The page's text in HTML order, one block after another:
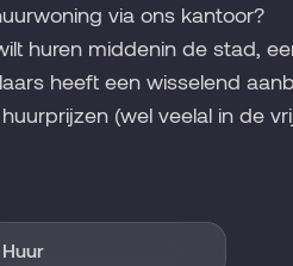
via ons kantoor?
huren middenin de stad,
heeft een wisselend
(wel veelal in de